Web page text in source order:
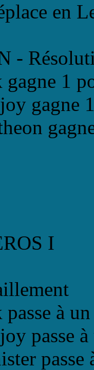
en
-
1
gagne
I
à
passe